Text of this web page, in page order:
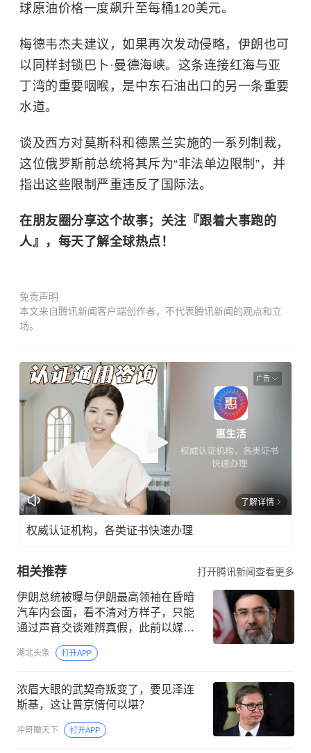
球原油价格一度飙升至每桶120美元。
梅德韦杰夫建议，如果再次发动侵略，伊朗也可
以同样封锁巴卜·曼德海峡。这条连接红海与亚
丁湾的重要咽喉，是中东石油出口的另一条重要
水道。
谈及西方对莫斯科和德黑兰实施的一系列制裁，
这位俄罗斯前总统将其斥为“非法单边限制”，并
指出这些限制严重违反了国际法。
在朋友圈分享这个故事；关注『跟着大事跑的
人』，每天了解全球热点！
免责声明
本文来自腾讯新闻客户端创作者，不代表腾讯新闻的观点和立
场。
广告
了解详情
权威认证机构，各类证书快速办理
相关推荐 打开腾讯新闻查看更多
伊朗总统被曝与伊朗最高领袖在昏暗
汽车内会面，看不清对方样子，只能
通过声音交谈难辨真假，此前以媒称
穆杰塔巴处于极度危急状态随时会死
湖北头条 打开APP
浓眉大眼的武契奇叛变了，要见泽连
斯基，这让普京情何以堪？
冲哥瞰天下 打开APP